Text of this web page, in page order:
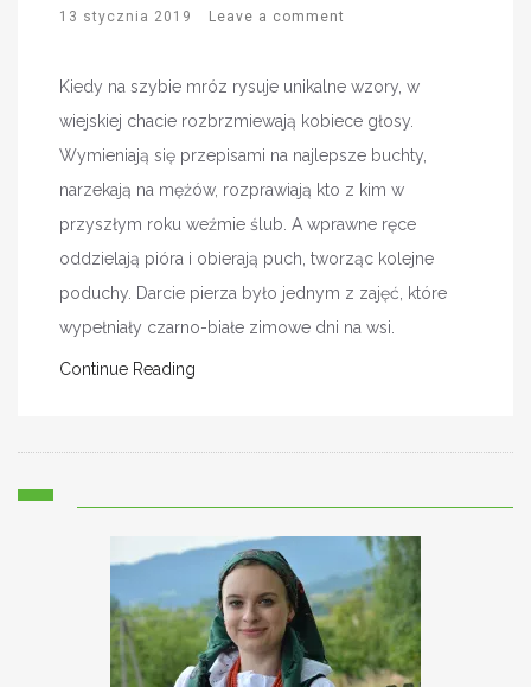
13 stycznia 2019 Leave a comment
Kiedy na szybie mróz rysuje unikalne wzory, w
wiejskiej chacie rozbrzmiewają kobiece głosy.
Wymieniają się przepisami na najlepsze buchty,
narzekają na mężów, rozprawiają kto z kim w
przyszłym roku weźmie ślub. A wprawne ręce
oddzielają pióra i obierają puch, tworząc kolejne
poduchy. Darcie pierza było jednym z zajęć, które
wypełniały czarno-białe zimowe dni na wsi.
Continue Reading